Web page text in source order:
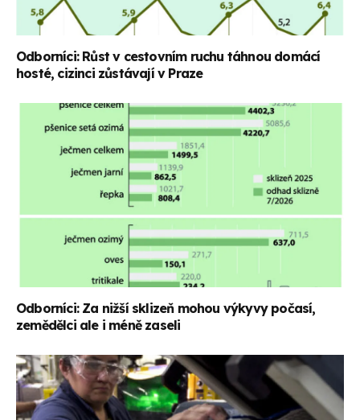
Odborníci: Růst v cestovním ruchu táhnou domácí
hosté, cizinci zůstávají v Praze
Odborníci: Za nižší sklizeň mohou výkyvy počasí,
zemědělci ale i méně zaseli